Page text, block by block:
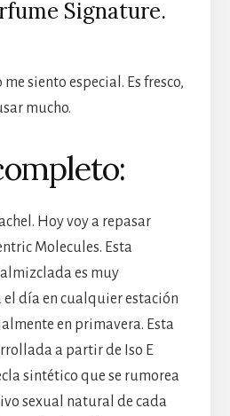
Signature.
siento especial. Es fresco,
mucho.
Hoy voy a repasar
Molecules. Esta
es muy
día en cualquier estación
en primavera. Esta
a partir de Iso E
sintético que se rumorea
sexual natural de cada